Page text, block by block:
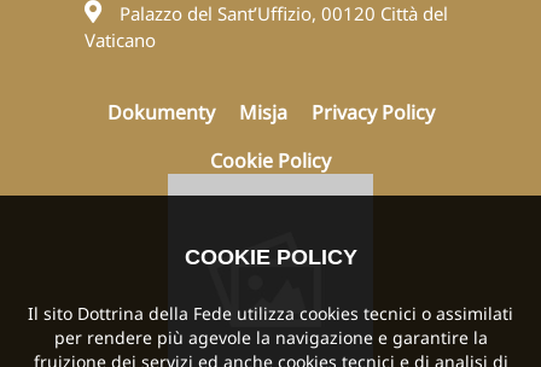
Palazzo del Sant’Uffizio, 00120 Città del
Vaticano
Dokumenty Misja
Privacy Policy
Cookie Policy
COOKIE POLICY
Il sito Dottrina della Fede utilizza cookies tecnici o assimilati
per rendere più agevole la navigazione e garantire la
fruizione dei servizi ed anche cookies tecnici e di analisi di